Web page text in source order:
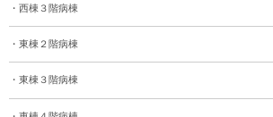
・西棟３階病棟
・東棟２階病棟
・東棟３階病棟